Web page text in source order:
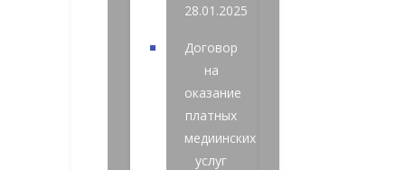
28.01.2025
Договор
на
оказание
платных
медиинских
услуг